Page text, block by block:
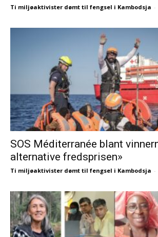
Ti miljøaktivister dømt til fengsel i Kambodsja -
SOS Méditerranée blant
alternative fredsprisen»
Ti miljøaktivister dømt til fengsel i Kambodsja -